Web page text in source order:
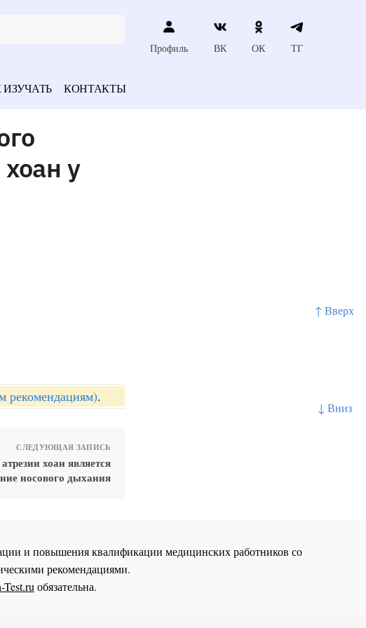
↑ Вверх
↓ Вниз
Профиль ВК ОК ТГ
КОНТАКТЫ
у
рекомендациям).
СЛЕДУЮЩАЯ ЗАПИСЬ
хоан является
носового дыхания
и повышения квалификации медицинских работников со
рекомендациями.
Test.ruобязательна.